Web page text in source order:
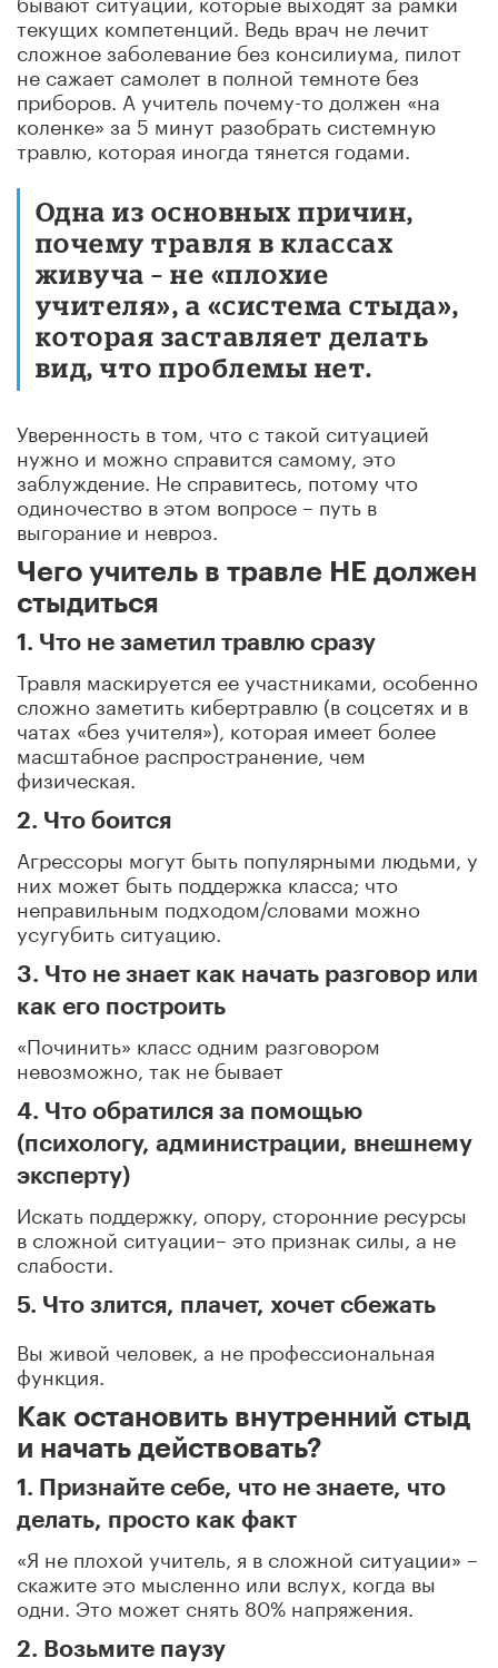
текущих компетенций. Ведь врач не лечит
сложное заболевание без консилиума, пилот
не сажает самолет в полной темноте без
приборов. А учитель почему-то должен «на
коленке» за 5 минут разобрать системную
травлю, которая иногда тянется годами.
Одна из основных причин,
почему травля в классах
живуча – не «плохие
учителя», а «система стыда»,
которая заставляет делать
вид, что проблемы нет.
Уверенность в том, что с такой ситуацией
нужно и можно справится самому, это
заблуждение. Не справитесь, потому что
одиночество в этом вопросе – путь в
выгорание и невроз.
Чего учитель в травле НЕ должен
стыдиться
1. Что не заметил травлю сразу
Травля маскируется ее участниками, особенно
сложно заметить кибертравлю (в соцсетях и в
чатах «без учителя»), которая имеет более
масштабное распространение, чем
физическая.
2. Что боится
Агрессоры могут быть популярными людьми, у
них может быть поддержка класса; что
неправильным подходом/словами можно
усугубить ситуацию.
3. Что не знает как начать разговор или
как его построить
«Починить» класс одним разговором
невозможно, так не бывает
4. Что обратился за помощью
(психологу, администрации, внешнему
эксперту)
Искать поддержку, опору, сторонние ресурсы
в сложной ситуации– это признак силы, а не
слабости.
5. Что злится, плачет, хочет сбежать
Вы живой человек, а не профессиональная
функция.
Как остановить внутренний стыд
и начать действовать?
1. Признайте себе, что не знаете, что
делать, просто как факт
«Я не плохой учитель, я в сложной ситуации» –
скажите это мысленно или вслух, когда вы
одни. Это может снять 80% напряжения.
2. Возьмите паузу